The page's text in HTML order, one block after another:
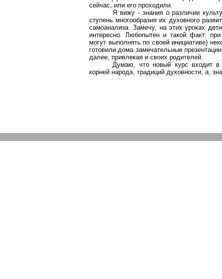
сейчас, или его проходили.
Я вижу - знания о различии
ступень многообразия их духовного
самоанализа. Замечу, на этих уроках
интересно. Любопытен и такой факт: при
могут выполнять по своей инициативе)
готовили дома замечательные
далее, привлекая и своих родителей.
Думаю, что новый курс входит в
корней народа, традиций духовности, а,